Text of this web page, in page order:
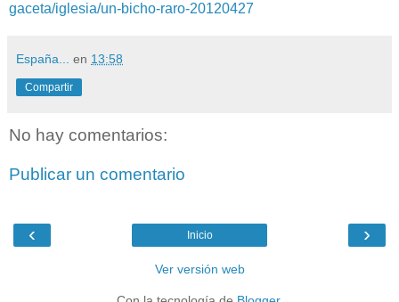
gaceta/iglesia/un-bicho-raro-20120427
España... en 13:58
Compartir
No hay comentarios:
Publicar un comentario
‹ ›
Inicio
Ver versión web